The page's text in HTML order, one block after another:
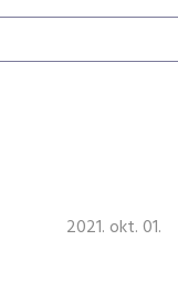
2021. okt. 01.